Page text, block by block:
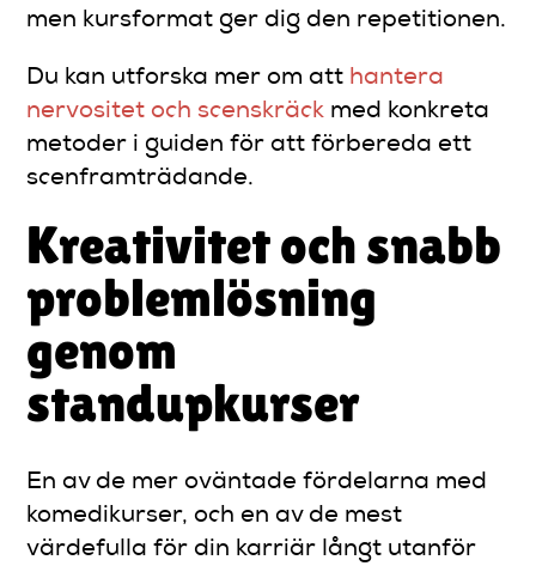
men kursformat ger dig den repetitionen.
Du kan utforska mer om att hantera
nervositet och scenskräck med konkreta
metoder i guiden för att förbereda ett
scenframträdande.
Kreativitet och snabb
problemlösning
genom
standupkurser
En av de mer oväntade fördelarna med
komedikurser, och en av de mest
värdefulla för din karriär långt utanför